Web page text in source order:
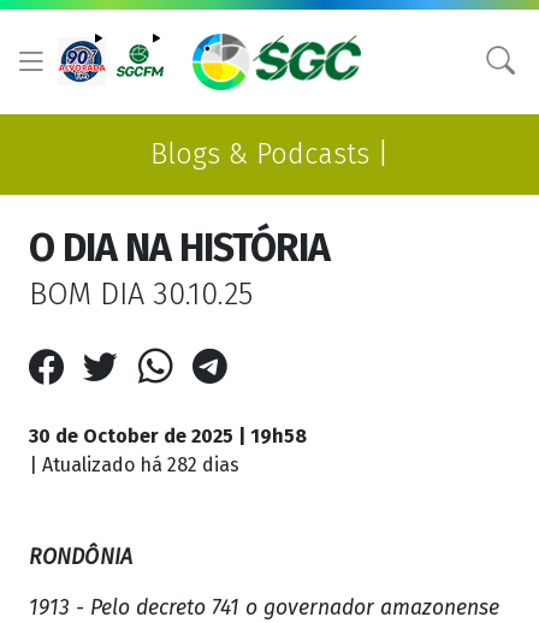
Blogs & Podcasts |
O DIA NA HISTÓRIA
BOM DIA 30.10.25
30 de October de 2025 | 19h58
| Atualizado há 282 dias
RONDÔNIA
1913 - Pelo decreto 741 o governador amazonense